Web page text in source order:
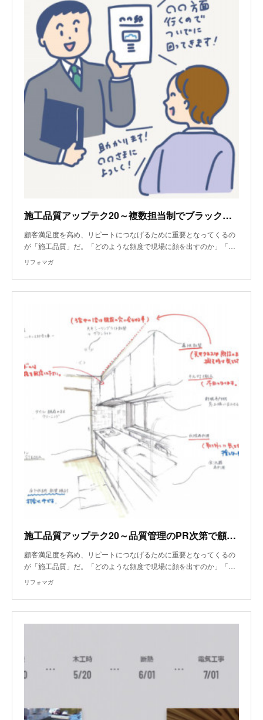
施工品質アップテク20～複数担当制でブラックボックス化を避ける
顧客満足度を高め、リピートにつなげるために重要となってくるの
が「施工品質」だ。「どのような頻度で現場に顔を出すのか」「…
リフォマガ
施工品質アップテク20～品質管理のPR次第で顧客満足度は爆上がりする
顧客満足度を高め、リピートにつなげるために重要となってくるの
が「施工品質」だ。「どのような頻度で現場に顔を出すのか」「…
リフォマガ